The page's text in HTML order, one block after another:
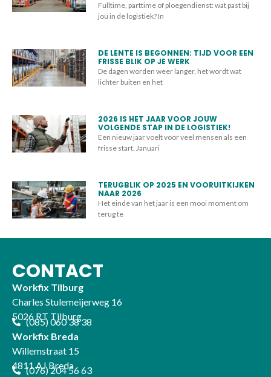
Fulltime, parttime of ploegendienst: wat past bij
jou in de logistiek? In
DE LENTE IS BEGONNEN: TIJD VOOR EEN
FRISSE BLIK OP JE WERK
De dagen worden weer langer, het wordt wat
lichter buiten en het
2026 IS HET JAAR VOOR JOUW
VOLGENDE STAP IN DE LOGISTIEK!
Een nieuw jaar voelt voor veel mensen als een
frisse start. Januari
TERUGBLIK OP 2025 EN VOORUITKIJKEN
NAAR 2026
Het einde van het jaar is een mooi moment om
terug te
CONTACT
Workfix Tilburg
Charles Stulemeijerweg 16
5026 RT Tilburg
(085) 060 38 38
Workfix Breda
Willemstraat 15
4811 AJ Breda
(076) 204 56 63